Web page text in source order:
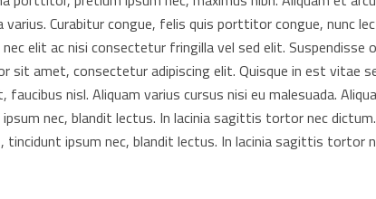
varius. Curabitur congue, felis quis porttitor congue, nunc
elit ac nisi consectetur fringilla vel sed elit.
sit amet, consectetur adipiscing elit. Quisque in est vitae
nisl. Aliquam varius cursus nisi eu malesuada.
nec, blandit lectus. In lacinia sagittis tortor nec
ipsum nec, blandit lectus. In lacinia sagittis tortor